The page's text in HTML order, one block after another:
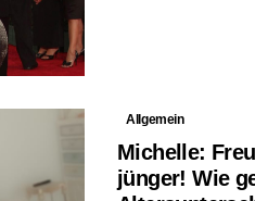
Allgemein
Michelle:
jünger! Wie